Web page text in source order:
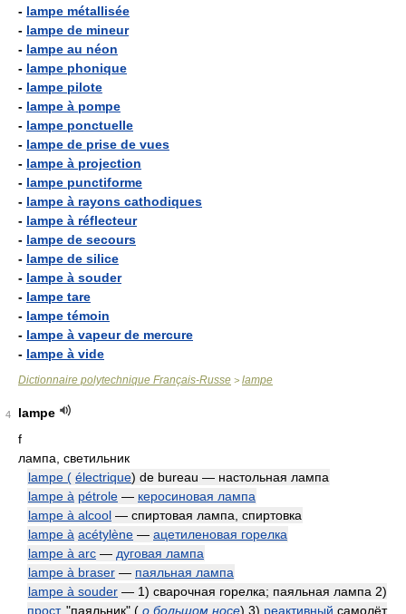
- lampe métallisée
- lampe de mineur
- lampe au néon
- lampe phonique
- lampe pilote
- lampe à pompe
- lampe ponctuelle
- lampe de prise de vues
- lampe à projection
- lampe punctiforme
- lampe à rayons cathodiques
- lampe à réflecteur
- lampe de secours
- lampe de silice
- lampe à souder
- lampe tare
- lampe témoin
- lampe à vapeur de mercure
- lampe à vide
Dictionnaire polytechnique Français-Russe > lampe
4
lampe
f
лампа, светильник
lampe ( électrique) de bureau — настольная лампа
lampe à pétrole — керосиновая лампа
lampe à alcool — спиртовая лампа, спиртовка
lampe à acétylène — ацетиленовая горелка
lampe à arc — дуговая лампа
lampe à braser — паяльная лампа
lampe à souder — 1) сварочная горелка; паяльная лампа 2)
прост. "паяльник" ( о большом носе) 3) реактивный самолёт